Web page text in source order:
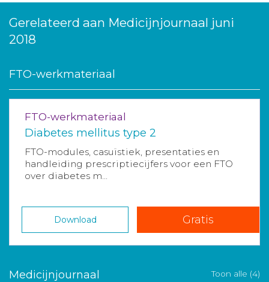
Gerelateerd aan Medicijnjournaal juni
2018
FTO-werkmateriaal
FTO-werkmateriaal
Diabetes mellitus type 2
FTO-modules, casuïstiek, presentaties en
handleiding prescriptiecijfers voor een FTO
over diabetes m...
Download Gratis
Medicijnjournaal Toon alle (4)